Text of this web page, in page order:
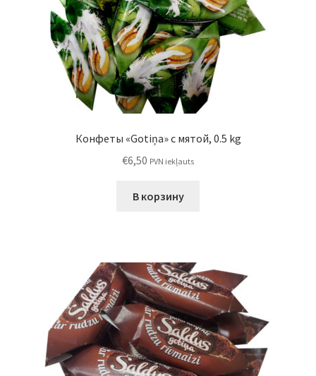
Конфеты «Gotiņa» с мятой, 0.5 kg
€6,50 PVN iekļauts
В корзину